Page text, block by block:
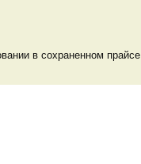
в сохраненном прайсе.